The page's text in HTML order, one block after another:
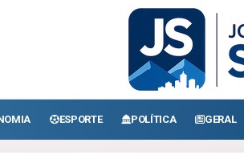
ESPORTE POLÍTICA GERAL